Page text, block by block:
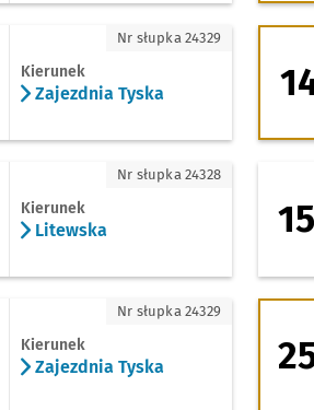
Tyska
Kierunek
Zajezdnia Tyska
Nr słupka 24329 147
Kierunek
Litewska
Nr słupka 24328
Tyska
Kierunek
Zajezdnia Tyska
Nr słupka 24329 253